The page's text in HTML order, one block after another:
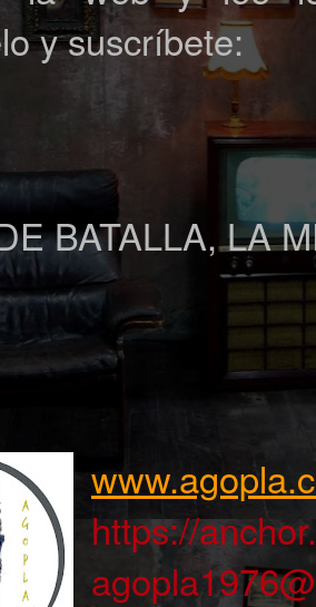
y suscríbete:
BATALLA, LA
https://